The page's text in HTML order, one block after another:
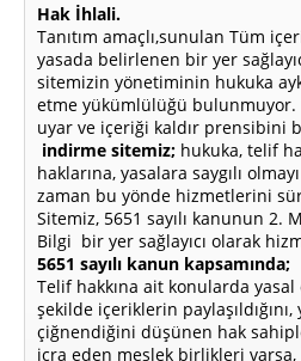
Hak İhlali.
Tanıtım amaçlı,sunulan Tüm
yasada belirlenen bir yer
sitemizin yönetiminin hukuka
etme yükümlülüğü bulunmuyor.
uyar ve içeriği kaldır prensibini
indirme sitemiz; hukuka, telif
haklarına, yasalara saygılı
zaman bu yönde hizmetlerini
Sitemiz, 5651 sayılı kanunun 2.
Bilgi bir yer sağlayıcı olarak
5651 sayılı kanun kapsamında;
Telif hakkına ait konularda
şekilde içeriklerin paylaşıldığını,
çiğnendiğini düşünen hak
icra eden meslek birlikleri varsa,